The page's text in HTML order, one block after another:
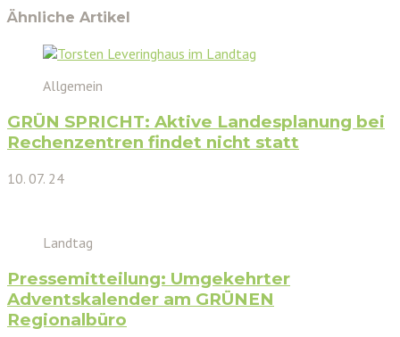
Ähnliche Artikel
Allgemein
GRÜN SPRICHT: Aktive Landesplanung bei
Rechenzentren findet nicht statt
10. 07. 24
Landtag
Pressemitteilung: Umgekehrter
Adventskalender am GRÜNEN
Regionalbüro